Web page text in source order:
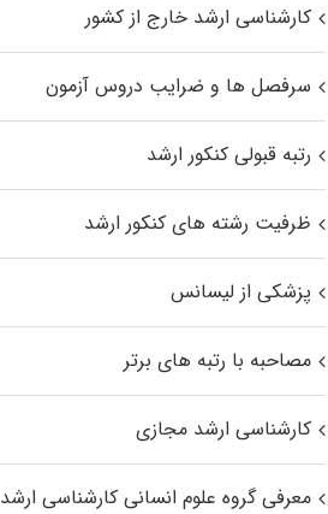
کارشناسی ارشد خارج از کشور
سرفصل ها و ضرایب دروس آزمون
رتبه قبولی کنکور ارشد
ظرفیت رشته های کنکور ارشد
پزشکی از لیسانس
مصاحبه با رتبه های برتر
کارشناسی ارشد مجازی
معرفی گروه علوم انسانی کارشناسی ارشد